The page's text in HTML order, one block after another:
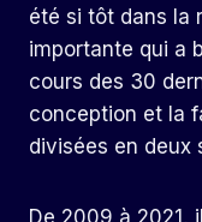
été si tôt dans la
importante qui a
cours des 30
conception et la
divisées en deux